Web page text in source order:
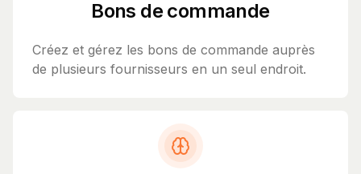
Bons de commande
Créez et gérez les bons de commande auprès
de plusieurs fournisseurs en un seul endroit.